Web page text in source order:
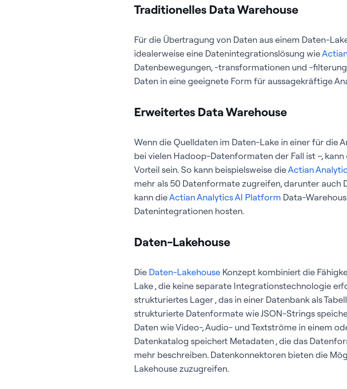
Traditionelles Data Warehouse
Für die Übertragung von Daten aus einem Daten-
idealerweise eine Datenintegrationslösung wie
Datenbewegungen, -transformationen und -
Daten in eine geeignete Form für aussagekräftige
Erweitertes Data Warehouse
Wenn die Quelldaten im Daten-Lake in einer für die
bei vielen Hadoop-Datenformaten der Fall ist –,
Vorteil sein. So kann beispielsweise dieActian
mehr als 50 Datenformate zugreifen, darunter auch
kann dieActian Analytics AI Platform Data-
Datenintegrationen hosten.
Daten-Lakehouse
Die Daten-Lakehouse Konzept kombiniert die
Lake , die keine separate Integrationstechnologie
strukturiertes Lager , das in einer Datenbank als
strukturierte Datenformate wie JSON-Strings
Daten wie Video-, Audio- und Textströme in einem
Datenkatalog speichert Metadaten , die das
mehr beschreiben. Datenkonnektoren bieten die
Lakehouse zuzugreifen.